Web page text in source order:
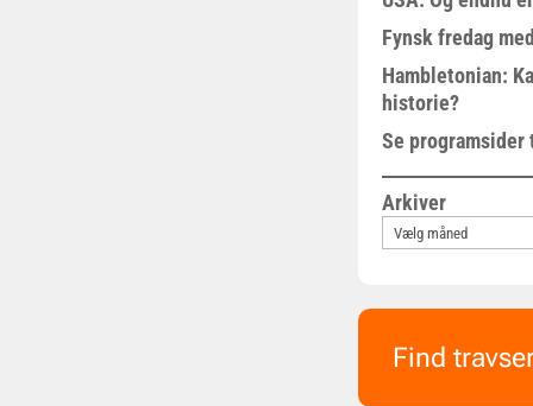
Fynsk fredag
Hambletonian:
historie?
Se
Arkiver
Find